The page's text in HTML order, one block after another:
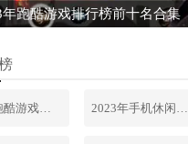
年跑酷游戏排行榜前十名合集
2023年跑酷游戏排行榜前十名合集 2023年手机休闲游戏排行榜前十名